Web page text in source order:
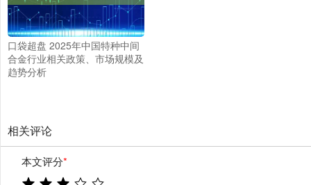
口袋超盘 2025年中国特种中间
合金行业相关政策、市场规模及
趋势分析
相关评论
本文评分*